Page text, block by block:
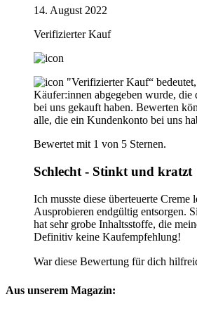
14. August 2022
Verifizierter Kauf
"Verifizierter Kauf“
Käufer:innen abgegeben wurde, die
bei uns gekauft haben. Bewerten
alle, die ein Kundenkonto bei uns
Bewertet mit 1 von 5 Sternen.
Schlecht - Stinkt und kratzt
Ich musste diese überteuerte Creme
Ausprobieren endgültig entsorgen.
hat sehr grobe Inhaltsstoffe, die
Definitiv keine Kaufempfehlung!
War diese Bewertung für dich
Aus unserem Magazin: